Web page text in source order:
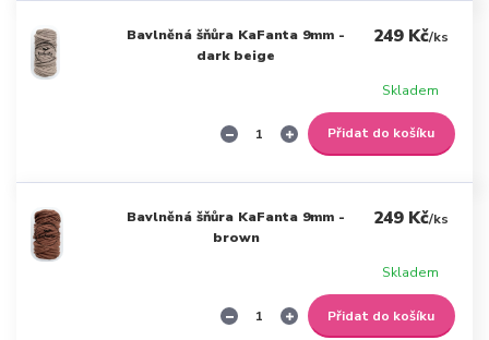
Bavlněná šňůra KaFanta 9mm -
dark beige
249 Kč/ks
Skladem
Přidat do košíku
Bavlněná šňůra KaFanta 9mm -
brown
249 Kč/ks
Skladem
Přidat do košíku